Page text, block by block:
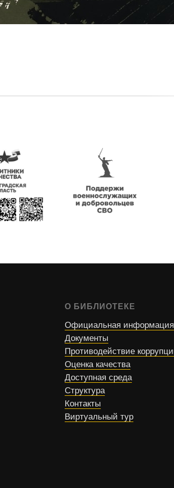
О БИБЛИОТЕКЕ
Официальная информация
Документы
Противодействие
Оценка качества
Доступная среда
Структура
Контакты
Виртуальный тур